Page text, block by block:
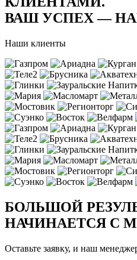
ВАШ УСПЕХ —
Наши клиенты
БОЛЬШОЙ
НАЧИНАЕТСЯ С
Оставьте заявку, и наш